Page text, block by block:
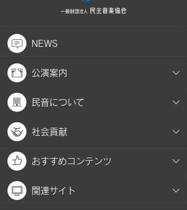
NEWS
公演案内
民音について
社会貢献
おすすめコンテンツ
関連サイト